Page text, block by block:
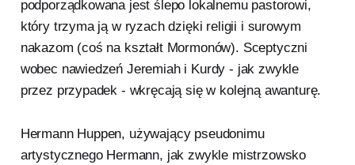
podporządkowana jest ślepo lokalnemu pastorowi,
który trzyma ją w ryzach dzięki religii i surowym
nakazom (coś na kształt Mormonów). Sceptyczni
wobec nawiedzeń Jeremiah i Kurdy - jak zwykle
przez przypadek - wkręcają się w kolejną awanturę.
Hermann Huppen, używający pseudonimu
artystycznego Hermann, jak zwykle mistrzowsko